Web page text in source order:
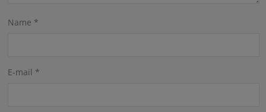
Name *
E-mail *